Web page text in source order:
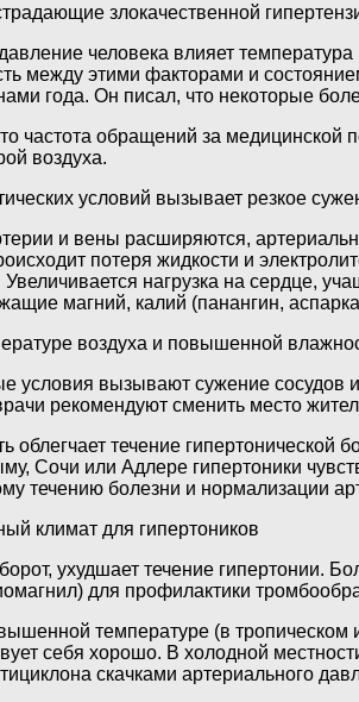
злокачественной
человека влияет
между этими факторами и
года. Он писал, что некоторые
частота обращений за медицинской
воздуха.
условий вызывает резкое
и вены расширяются,
потеря жидкости и
Увеличивается нагрузка на сердце,
магний, калий (панангин,
воздуха и повышенной
условия вызывают сужение
рекомендуют сменить место
облегчает течение
Сочи или Адлере гипертоники
течению болезни и нормализации
климат для гипертоников
ухудшает течение гипертонии.
для профилактики
температуре (в тропическом
себя хорошо. В холодной
скачками артериального